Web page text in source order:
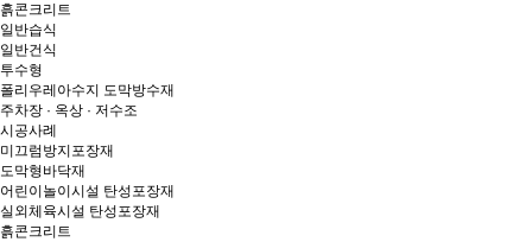
흙콘크리트
일반습식
일반건식
투수형
폴리우레아수지 도막방수재
주차장 · 옥상 · 저수조
시공사례
미끄럼방지포장재
도막형바닥재
어린이놀이시설 탄성포장재
실외체육시설 탄성포장재
흙콘크리트